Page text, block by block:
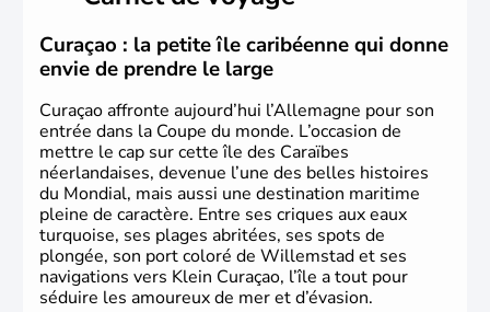
peut se targuer de grands noms qu'il a vu naître dans tous
les domaines, des arts à la politique en passant par la
philosophie. Hertz, Gutenberg, Heidegger, Thomas Mann,
Herman Hesse ou bien Hegel en font partie.
Curaçao : la petite île caribéenne qui donne
envie de prendre le large
Curaçao affronte aujourd’hui l’Allemagne pour son
entrée dans la Coupe du monde. L’occasion de
mettre le cap sur cette île des Caraïbes
néerlandaises, devenue l’une des belles histoires
du Mondial, mais aussi une destination maritime
pleine de caractère. Entre ses criques aux eaux
turquoise, ses plages abritées, ses spots de
plongée, son port coloré de Willemstad et ses
navigations vers Klein Curaçao, l’île a tout pour
séduire les amoureux de mer et d’évasion.